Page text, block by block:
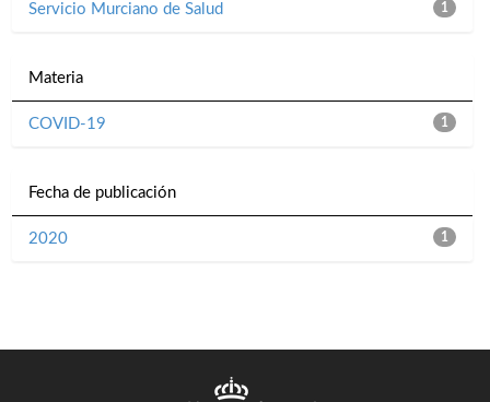
1
Servicio Murciano de Salud
Materia
1
COVID-19
Fecha de publicación
1
2020